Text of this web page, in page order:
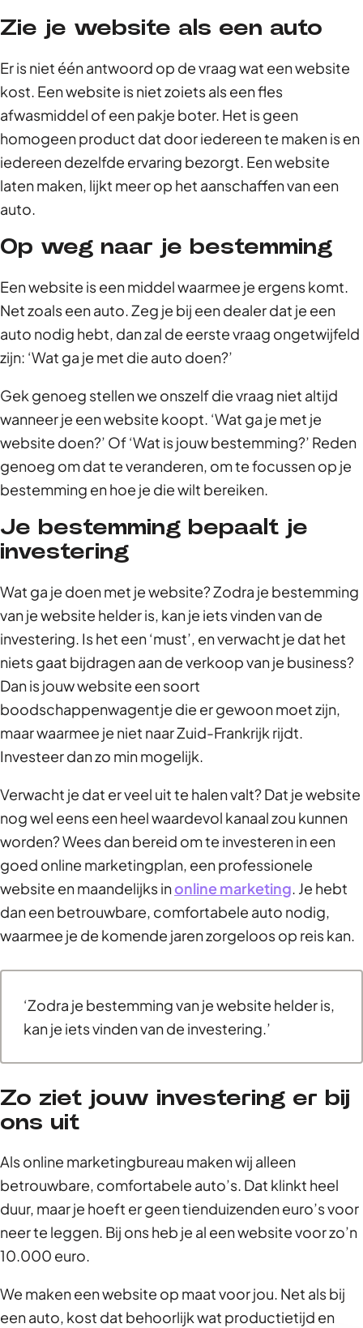
Zie je website als een auto
Er is niet één antwoord op de vraag wat een website
kost. Een website is niet zoiets als een fles
afwasmiddel of een pakje boter. Het is geen
homogeen product dat door iedereen te maken is en
iedereen dezelfde ervaring bezorgt. Een website
laten maken, lijkt meer op het aanschaffen van een
auto.
Op weg naar je bestemming
Een website is een middel waarmee je ergens komt.
Net zoals een auto. Zeg je bij een dealer dat je een
auto nodig hebt, dan zal de eerste vraag ongetwijfeld
zijn: ‘Wat ga je met die auto doen?’
Gek genoeg stellen we onszelf die vraag niet altijd
wanneer je een website koopt. ‘Wat ga je met je
website doen?’ Of ‘Wat is jouw bestemming?’ Reden
genoeg om dat te veranderen, om te focussen op je
bestemming en hoe je die wilt bereiken.
Je bestemming bepaalt je
investering
Wat ga je doen met je website? Zodra je bestemming
van je website helder is, kan je iets vinden van de
investering. Is het een ‘must’, en verwacht je dat het
niets gaat bijdragen aan de verkoop van je business?
Dan is jouw website een soort
boodschappenwagentje die er gewoon moet zijn,
maar waarmee je niet naar Zuid-Frankrijk rijdt.
Investeer dan zo min mogelijk.
Verwacht je dat er veel uit te halen valt? Dat je website
nog wel eens een heel waardevol kanaal zou kunnen
worden? Wees dan bereid om te investeren in een
goed online marketingplan, een professionele
website en maandelijks inonline marketing. Je hebt
dan een betrouwbare, comfortabele auto nodig,
waarmee je de komende jaren zorgeloos op reis kan.
‘Zodra je bestemming van je website helder is,
kan je iets vinden van de investering.’
Zo ziet jouw investering er bij
ons uit
Als online marketingbureau maken wij alleen
betrouwbare, comfortabele auto’s. Dat klinkt heel
duur, maar je hoeft er geen tienduizenden euro’s voor
neer te leggen. Bij ons heb je al een website voor zo’n
10.000 euro.
We maken een website op maat voor jou. Net als bij
een auto, kost dat behoorlijk wat productietijd en